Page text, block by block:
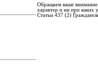
Обращаем ваше
характер и ни при каких
Статьи 437 (2)